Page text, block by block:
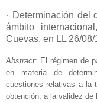
· Determinación del
ámbito
Cuevas, en LL 26/08/
Abstract: El régimen de
en materia de
cuestiones relativas a la
obtención, a la validez